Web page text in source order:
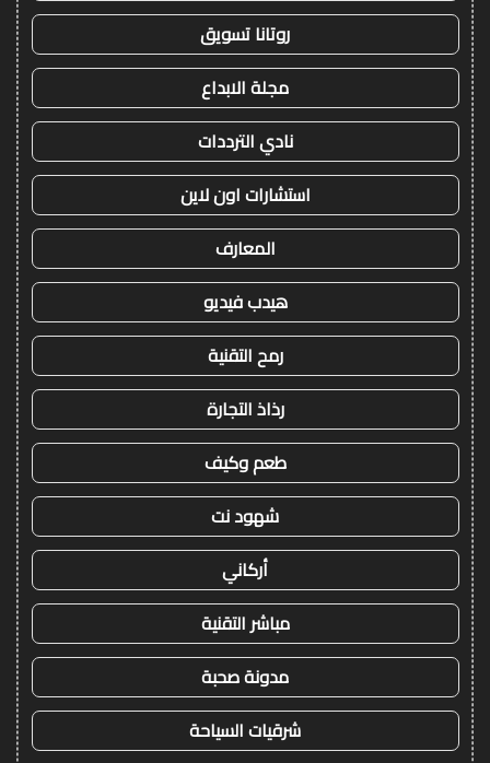
روتانا تسويق
مجلة الابداع
نادي الترددات
استشارات اون لاين
المعارف
هيدب فيديو
رمح التقنية
رذاذ التجارة
طعم وكيف
شهود نت
أركاني
مباشر التقنية
مدونة صحبة
شرقيات السياحة